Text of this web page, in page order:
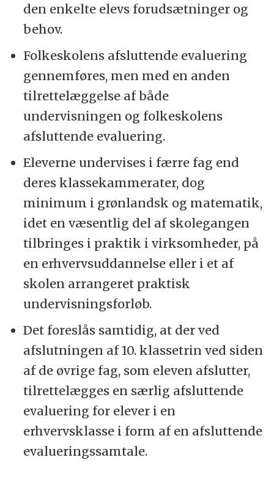
den enkelte elevs forudsætninger og
behov.
Folkeskolens afsluttende evaluering
gennemføres, men med en anden
tilrettelæggelse af både
undervisningen og folkeskolens
afsluttende evaluering.
Eleverne undervises i færre fag end
deres klassekammerater, dog
minimum i grønlandsk og matematik,
idet en væsentlig del af skolegangen
tilbringes i praktik i virksomheder, på
en erhvervsuddannelse eller i et af
skolen arrangeret praktisk
undervisningsforløb.
Det foreslås samtidig, at der ved
afslutningen af 10. klassetrin ved siden
af de øvrige fag, som eleven afslutter,
tilrettelægges en særlig afsluttende
evaluering for elever i en
erhvervsklasse i form af en afsluttende
evalueringssamtale.